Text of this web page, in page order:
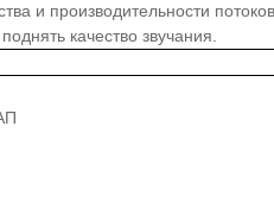
и производительности
качество звучания.